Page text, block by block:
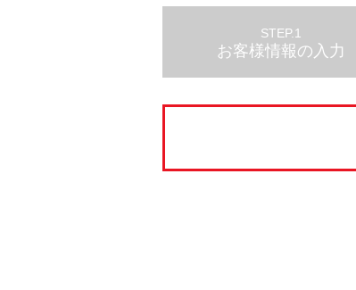
STEP.1
お客様情報の入力